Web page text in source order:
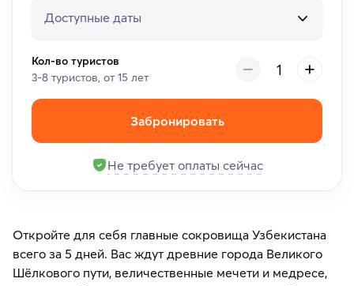
Доступные даты
Кол-во туристов
3-8 туристов, от 15 лет
Забронировать
Не требует оплаты сейчас
Откройте для себя главные сокровища Узбекистана
всего за 5 дней. Вас ждут древние города Великого
Шёлкового пути, величественные мечети и медресе,